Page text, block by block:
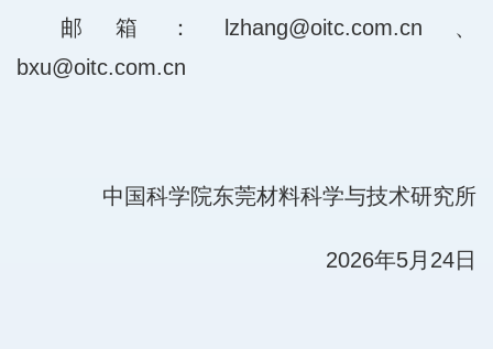
邮箱：lzhang@oitc.com.cn、
bxu@oitc.com.cn
中国科学院东莞材料科学与技术研究所
2026年5月24日